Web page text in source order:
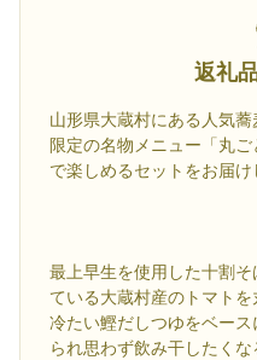
返礼
山形県大蔵村にある人気
限定の名物メニュー「丸
で楽しめるセットをお届け
最上早生を使用した十割
ている大蔵村産のトマトを
冷たい鰹だしつゆをベー
られ思わず飲み干したくな